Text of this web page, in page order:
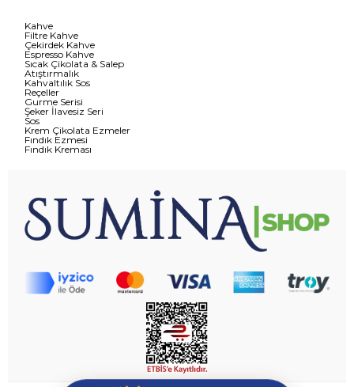
Kahve
Filtre Kahve
Çekirdek Kahve
Espresso Kahve
Sıcak Çikolata & Salep
Atıştırmalık
Kahvaltılık Sos
Reçeller
Gurme Serisi
Şeker İlavesiz Seri
Sos
Krem Çikolata Ezmeler
Fındık Ezmesi
Fındık Kreması